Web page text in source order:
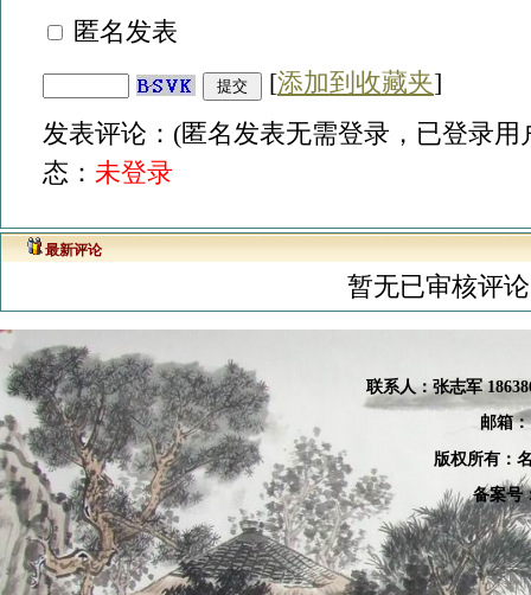
匿名发表
[添加到收藏夹]
发表评论：(匿名发表无需登录，已登录
态： 未登录
最新评论
暂无已审核评
联系人：张志军
邮箱：
版权所有：
备案号